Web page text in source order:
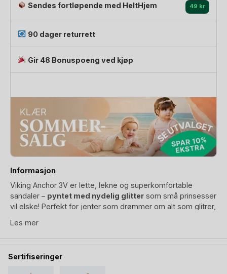
fôr
|
Anchor
Glitter
Sendes fortløpende med HeltHjem 49 kr
90 dager returrett
Gir 48 Bonuspoeng ved kjøp
Informasjon
Viking Anchor 3V er lette, lekne og superkomfortable
sandaler – pyntet med nydelig glitter som små prinsesser
vil elske! Perfekt for jenter som drømmer om alt som glitrer,
og fukttransporterende fôr både under hver av stroppene
og på innersålen. Sandaler barn ikke vil oppleve som
Les mer
Sertifiseringer